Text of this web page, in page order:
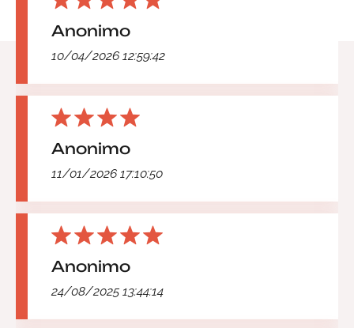
Anonimo
10/04/2026 12:59:42
Anonimo
11/01/2026 17:10:50
Anonimo
24/08/2025 13:44:14